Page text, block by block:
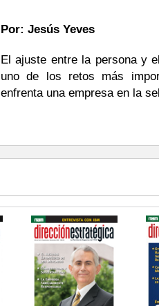
Por: Jesús Yeves
El ajuste entre la persona y
uno de los retos más
enfrenta una empresa en la